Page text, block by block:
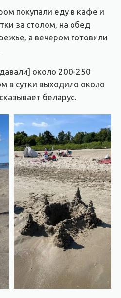
покупали еду в кафе и
за столом, на обед
а вечером готовили
около 200-250
в сутки выходило около
беларус.